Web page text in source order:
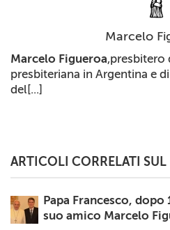
Marcelo
Marcelo Figueroa,presbitero
presbiteriana in Argentina e
del[...]
ARTICOLI CORRELATI
Papa Francesco,
suo amico Marcelo